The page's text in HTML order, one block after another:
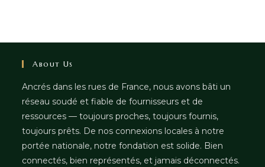
About Us
Ancrés dans les rues de France, nous avons bâti un
réseau soudé et fiable de fournisseurs et de
ressources — toujours proches, toujours fournis,
toujours prêts. De nos connexions locales à notre
portée nationale, notre fondation est solide. Bien
connectés, bien représentés, et jamais déconnectés.